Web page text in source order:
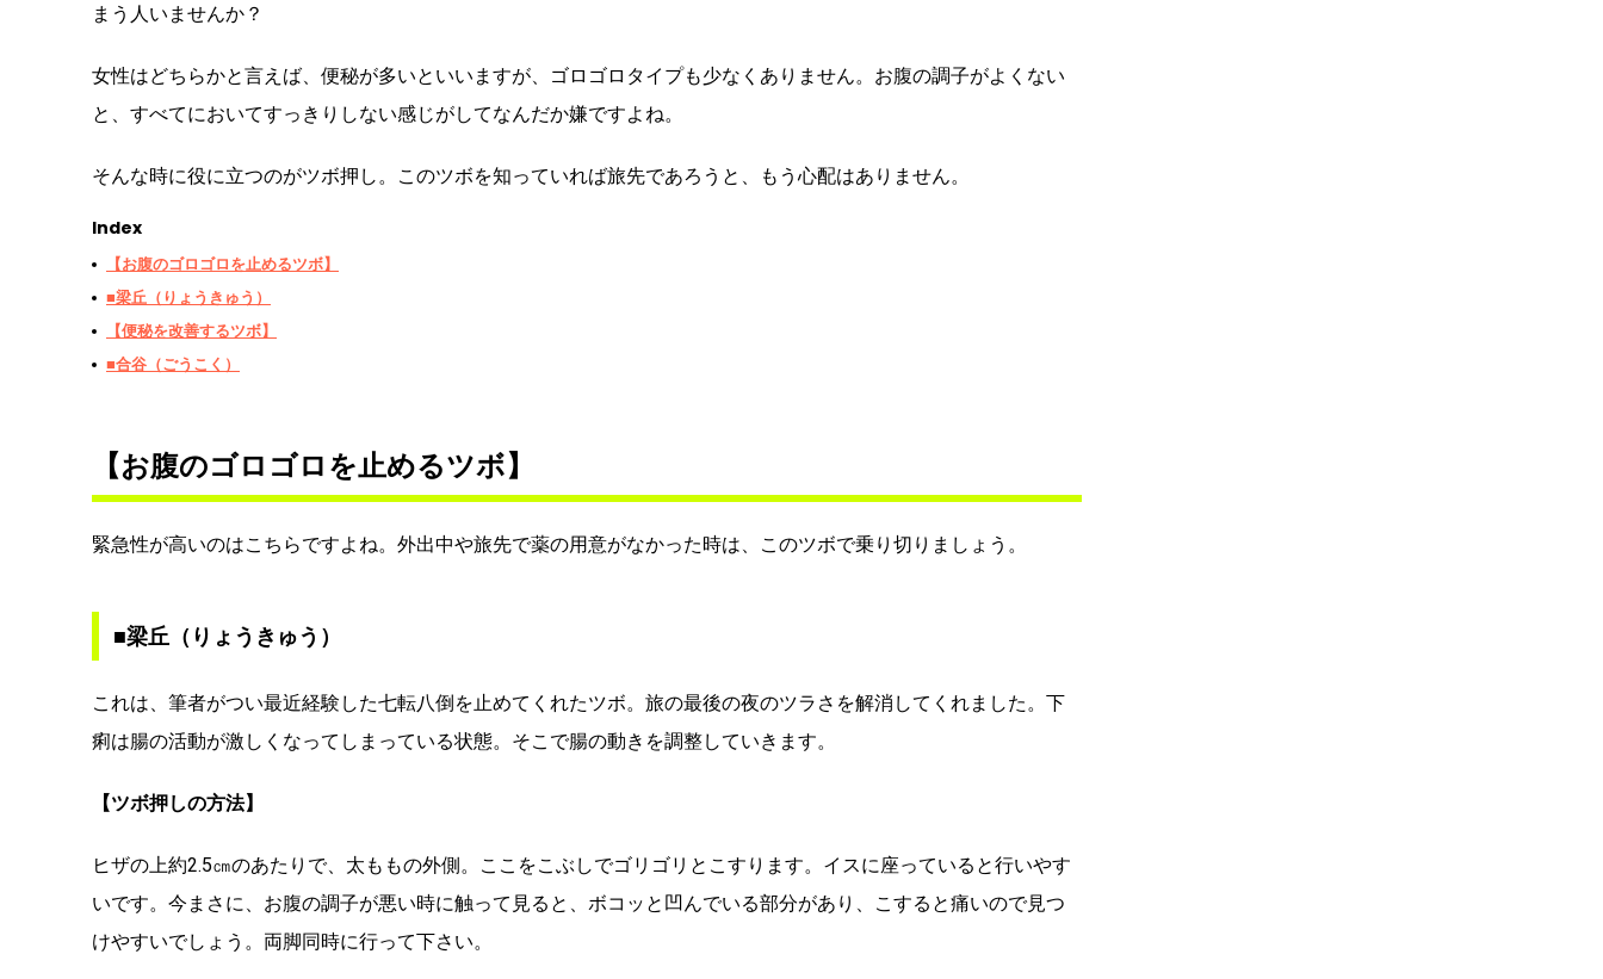
まう人いませんか？
女性はどちらかと言えば、便秘が多いといいますが、ゴロゴロタイプも少なくありません。お腹の調子がよくない
と、すべてにおいてすっきりしない感じがしてなんだか嫌ですよね。
そんな時に役に立つのがツボ押し。このツボを知っていれば旅先であろうと、もう心配はありません。
Index
【お腹のゴロゴロを止めるツボ】
■梁丘（りょうきゅう）
【便秘を改善するツボ】
■合谷（ごうこく）
【お腹のゴロゴロを止めるツボ】
緊急性が高いのはこちらですよね。外出中や旅先で薬の用意がなかった時は、このツボで乗り切りましょう。
■梁丘（りょうきゅう）
これは、筆者がつい最近経験した七転八倒を止めてくれたツボ。旅の最後の夜のツラさを解消してくれました。下
痢は腸の活動が激しくなってしまっている状態。そこで腸の動きを調整していきます。
【ツボ押しの方法】
ヒザの上約2.5㎝のあたりで、太ももの外側。ここをこぶしでゴリゴリとこすります。イスに座っていると行いやす
いです。今まさに、お腹の調子が悪い時に触って見ると、ボコッと凹んでいる部分があり、こすると痛いので見つ
けやすいでしょう。両脚同時に行って下さい。